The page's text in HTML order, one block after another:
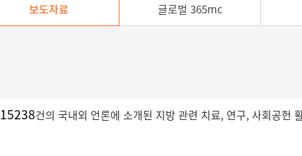
보도자료 글로벌 365mc
15238건의 국내외 언론에 소개된 지방 관련 치료, 연구, 사회공헌